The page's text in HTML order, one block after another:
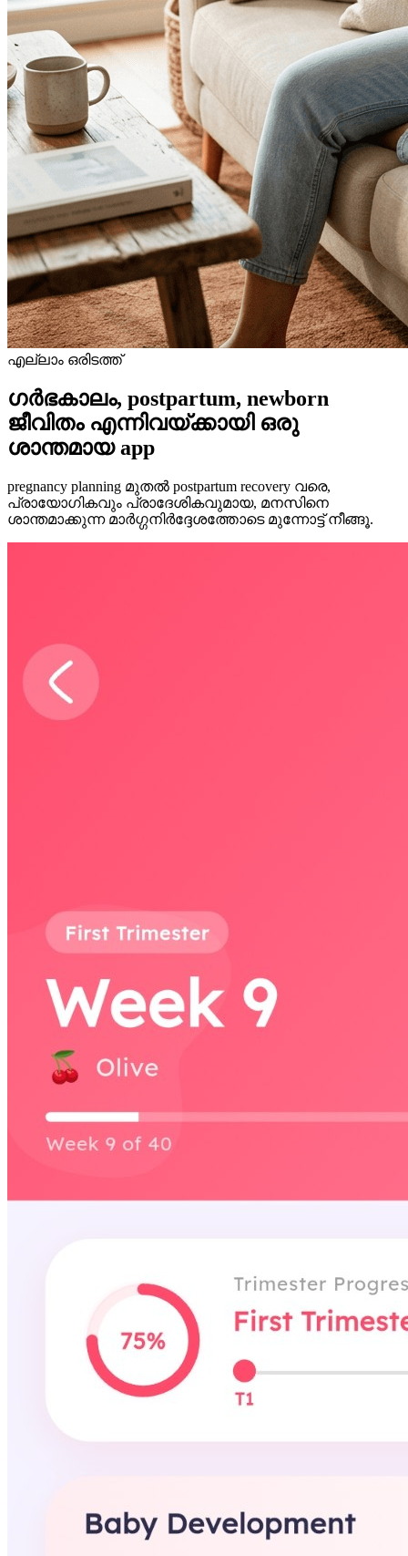
എല്ലാം ഒരിടത്ത്
ഗർഭകാലം, postpartum, newborn
ജീവിതം എന്നിവയ്ക്കായി ഒരു
ശാന്തമായ app
pregnancy planning മുതൽ postpartum recovery വരെ,
പ്രായോഗികവും പ്രാദേശികവുമായ, മനസിനെ
ശാന്തമാക്കുന്ന മാർഗ്ഗനിർദ്ദേശത്തോടെ മുന്നോട്ട് നീങ്ങൂ.